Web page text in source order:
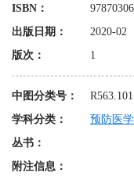
ISBN：
出版日期：
2020-02
版次：
1
中图分类号：
R563.101
学科分类：
预防医
丛书：
附注信息：